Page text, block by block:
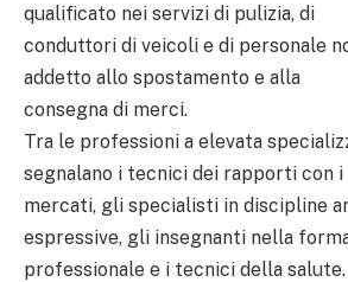
qualificato nei servizi di pulizia, di
conduttori di veicoli e di personale
addetto allo spostamento e alla
consegna di merci.
Tra le professioni a elevata
segnalano i tecnici dei rapporti con i
mercati, gli specialisti in discipline
espressive, gli insegnanti nella
professionale e i tecnici della salute.